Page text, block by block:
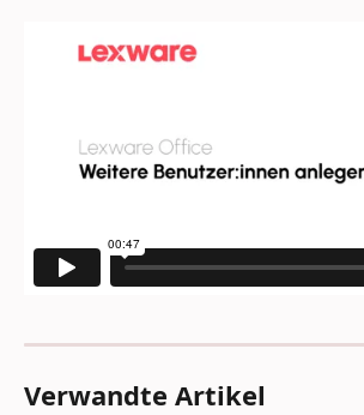
Verwandte Artikel